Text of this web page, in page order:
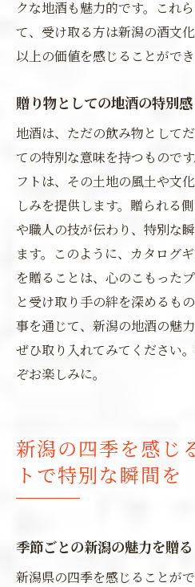
クな地酒も魅力的です。これ
て、受け取る方は新潟の酒文
以上の価値を感じることができ
贈り物としての地酒の特別感
地酒は、ただの飲み物として
ての特別な意味を持つもので
フトは、その土地の風土や文
しみを提供します。贈られる
や職人の技が伝わり、特別な
ます。このように、カタログ
を贈ることは、心のこもった
と受け取り手の絆を深めるも
事を通じて、新潟の地酒の魅
ぜひ取り入れてみてください
ぞお楽しみに。
新潟の四季を感じ
トで特別な瞬間を
季節ごとの新潟の魅力を贈る
新潟県の四季を感じることが